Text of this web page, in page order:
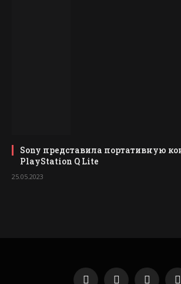
Sony представила портативную
PlayStation Q Lite
25.05.2023